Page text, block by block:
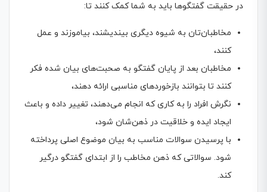
در حقیقت گفتگوها باید به شما کمک کنند تا:
مخاطبان‌تان به شیوه دیگری بیندیشند، بیاموزند و عمل
کنند،
مخاطبان بعد از پایان گفتگو به صحبت‌های بیان شده فکر
کنند تا بتوانند بازخوردهای مناسبی ارائه دهند،
نگرش افراد را به کاری که انجام می‌دهند، تغییر داده و باعث
ایجاد ایده و خلاقیت در ذهن‌شان شود،
با پرسیدن سوالات مناسب به بیان موضوع اصلی پرداخته
شود. سوالاتی که ذهن مخاطب را از ابتدای گفتگو درگیر
کند.